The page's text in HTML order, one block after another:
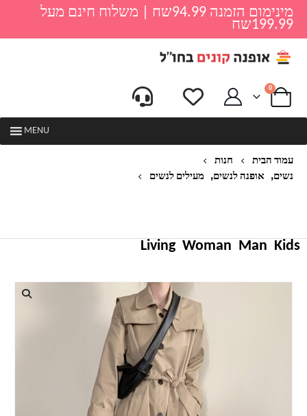
מינימום הזמנה 94.99שח | משלוח חינם מעל
199.99שח
0
MENU
עמוד הבית
חנות
נשים, אופנה לנשים, מעילים לנשים
Kids
Man
Woman
Living